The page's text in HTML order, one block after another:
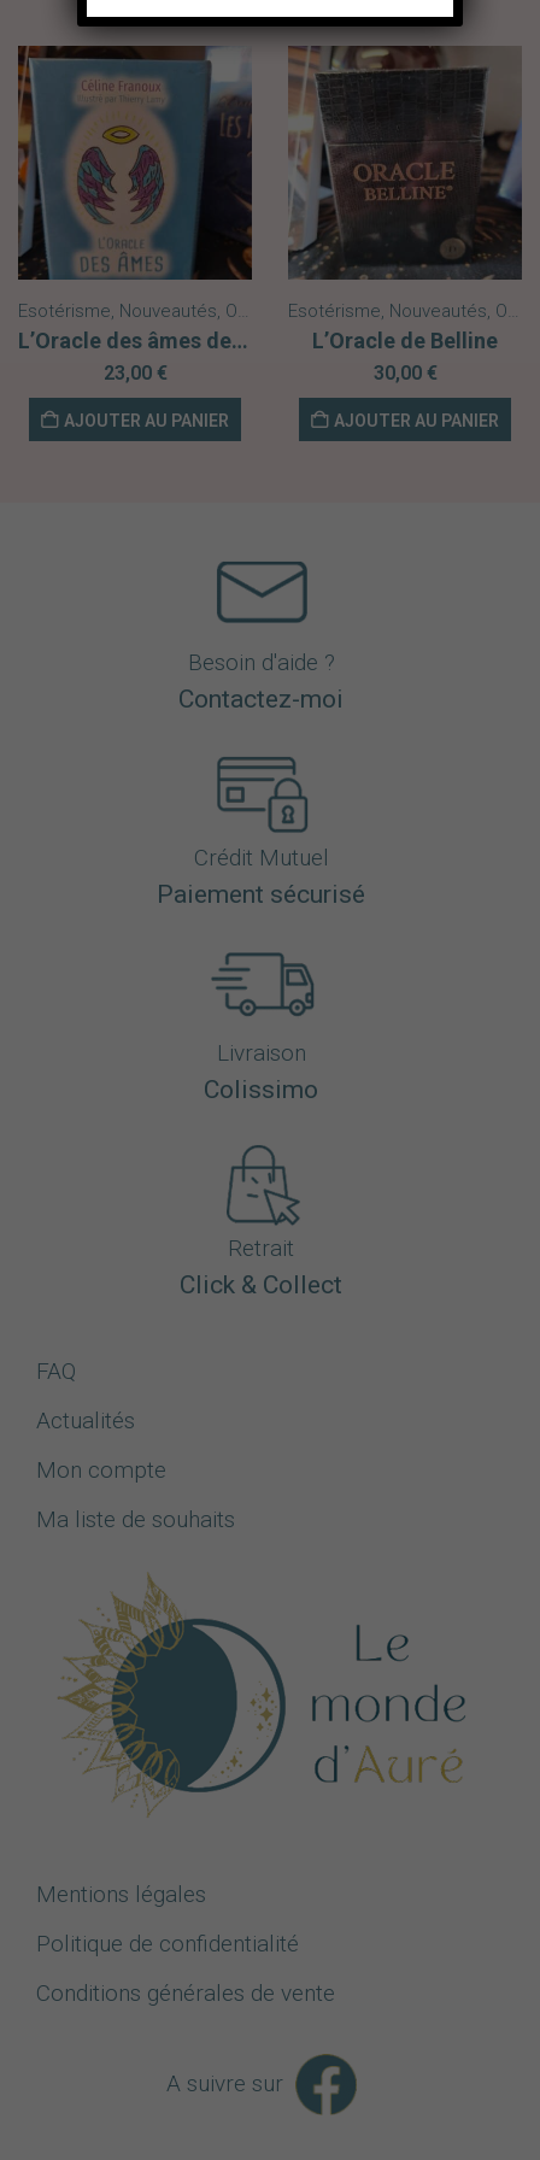
Esotérisme, Nouveautés, Oracles
L’Oracle des âmes de Céline Franoux
23,00 €
AJOUTER AU PANIER
Esotérisme, Nouveautés, Oracles
L’Oracle de Belline
30,00 €
AJOUTER AU PANIER
Besoin d'aide ?
Contactez-moi
Crédit Mutuel
Paiement sécurisé
Livraison
Colissimo
Retrait
Click & Collect
FAQ
Actualités
Mon compte
Ma liste de souhaits
Mentions légales
Politique de confidentialité
Conditions générales de vente
A suivre sur